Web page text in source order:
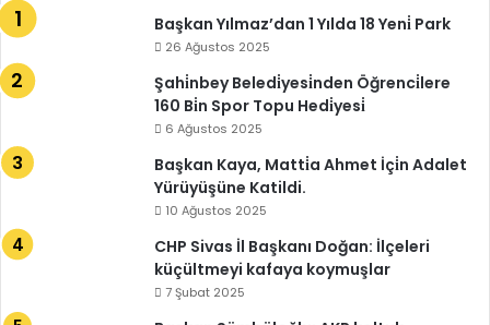
Başkan Yılmaz’dan 1 Yılda 18 Yeni̇ Park
26 Ağustos 2025
Şahi̇nbey Beledi̇yesi̇nden Öğrenci̇lere
160 Bi̇n Spor Topu Hedi̇yesi̇
6 Ağustos 2025
Başkan Kaya, Matti̇a Ahmet İçi̇n Adalet
Yürüyüşüne Katildi.
10 Ağustos 2025
CHP Sivas İl Başkanı Doğan: İlçeleri
küçültmeyi kafaya koymuşlar
7 Şubat 2025